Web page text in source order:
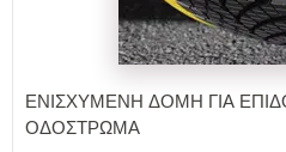
ΕΝΙΣΧΥΜΈΝΗ ΔΟΜΉ ΓΙΑ
ΟΔΌΣΤΡΩΜΑ